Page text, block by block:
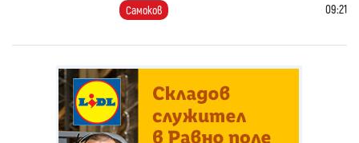
Самоков 09:21